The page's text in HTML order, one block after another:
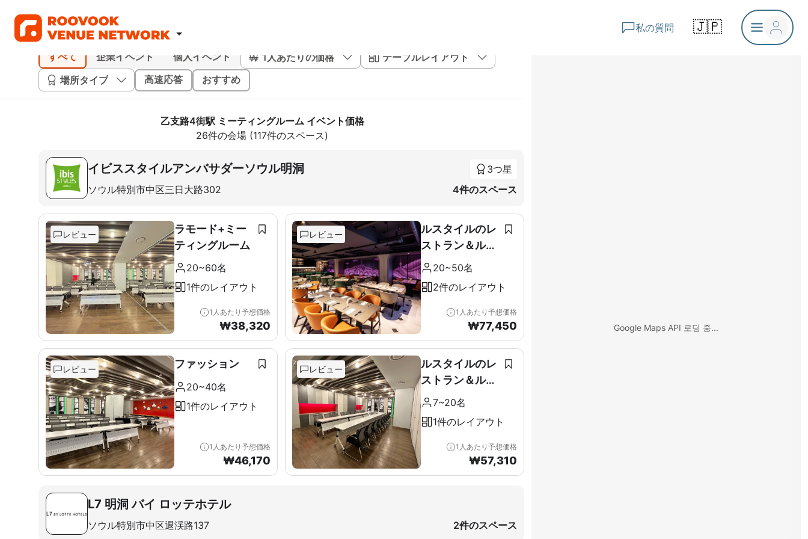
私の質問 🇯🇵
すべて 企業イベント 個人イベント 1人あたりの価格
テーブルレイアウト
場所タイプ
高速応答 おすすめ
乙支路4街駅 ミーティングルーム イベント価格
26件の会場 (117件のスペース)
イビススタイルアンバサダーソウル明洞
ソウル特別市中区三日大路302
3つ星
4件のスペース
レビュー
ラモード+ミー
ティングルーム
20~60名
1件のレイアウト
1人あたり予想価格
₩38,320
レビュー
ルスタイルのレ
ストラン＆ルー
フトップ
20~50名
2件のレイアウト
1人あたり予想価格
₩77,450
レビュー ファッション
20~40名
1件のレイアウト
1人あたり予想価格
₩46,170
レビュー
ルスタイルのレ
ストラン＆ルー
フトップ
7~20名
1件のレイアウト
1人あたり予想価格
₩57,310
L7 明洞 バイ ロッテホテル
ソウル特別市中区退渓路137 2件のスペース
Google Maps API 로딩 중...